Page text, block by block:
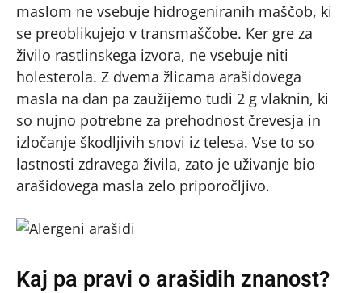
maslom ne vsebuje hidrogeniranih maščob, ki
se preoblikujejo v transmaščobe. Ker gre za
živilo rastlinskega izvora, ne vsebuje niti
holesterola. Z dvema žlicama arašidovega
masla na dan pa zaužijemo tudi 2 g vlaknin, ki
so nujno potrebne za prehodnost črevesja in
izločanje škodljivih snovi iz telesa. Vse to so
lastnosti zdravega živila, zato je uživanje bio
arašidovega masla zelo priporočljivo.
Kaj pa pravi o arašidih znanost?